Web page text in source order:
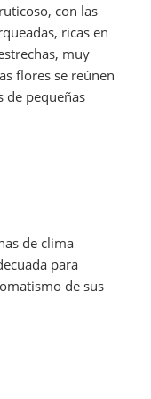
con las
ricas en
muy
flores se reúnen
de pequeñas
de clima
para
de sus